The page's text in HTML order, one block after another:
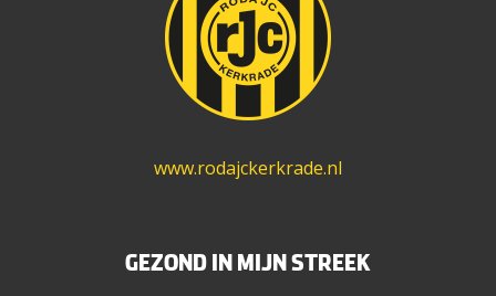
www.rodajckerkrade.nl
GEZOND IN MIJN STREEK